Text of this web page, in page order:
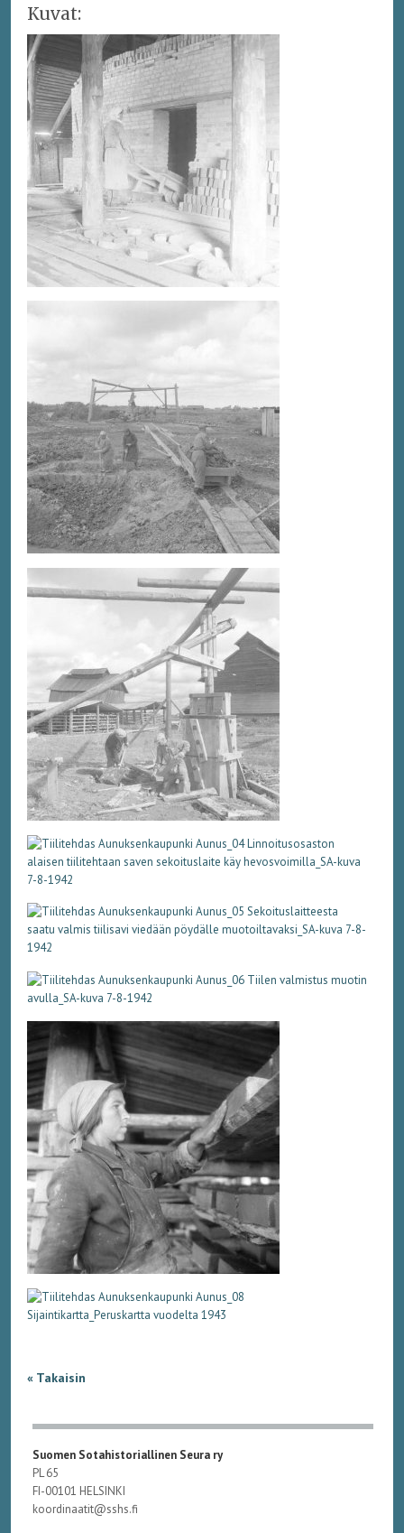
Kuvat:
« Takaisin
Suomen Sotahistoriallinen Seura ry
PL 65
FI-00101 HELSINKI
koordinaatit@sshs.fi